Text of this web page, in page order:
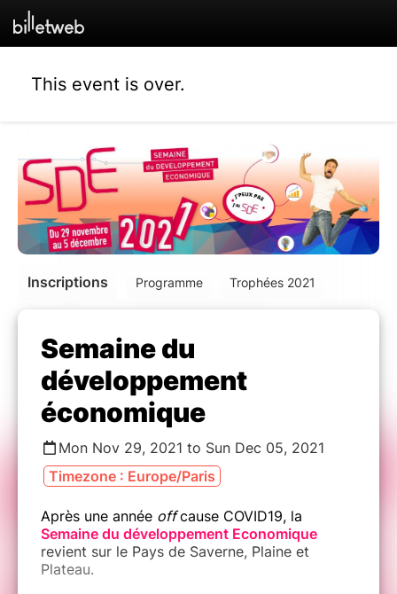
This event is over.
Inscriptions Programme Trophées 2021
Semaine du
développement
économique
Mon Nov 29, 2021 to Sun Dec 05, 2021
Timezone : Europe/Paris
Après une année offcause COVID19, la
Semaine du développement Economique
revient sur le Pays de Saverne, Plaine et
Plateau.